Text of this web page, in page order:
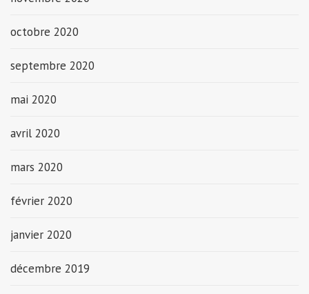
octobre 2020
septembre 2020
mai 2020
avril 2020
mars 2020
février 2020
janvier 2020
décembre 2019